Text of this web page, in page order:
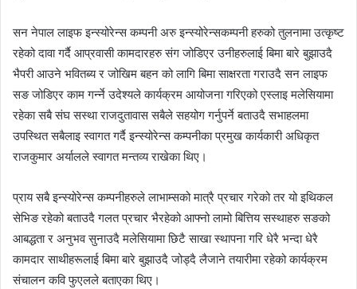
सन नेपाल लाइफ इन्स्योरेन्स कम्पनी अरु इन्स्योरेन्सकम्पनी हरुको तुलनामा उत्कृष्ट
रहेको दावा गर्दै आप्रवासी कामदारहरु संग जोडिएर उनीहरुलाई बिमा बारे बुझाउदै
भैपरी आउने भवितब्य र जोखिम बहन को लागि बिमा साक्षरता गराउदै सन लाइफ
सङ जोडिएर काम गर्न्ने उदेश्यले कार्यक्रम आयोजना गरिएको एस्लाइ मलेसियामा
रहेका सबै संघ सस्था राजदुतावास सबैले सहयोग गर्नुपर्ने बताउदै सभाहलमा
उपस्थित सबैलाइ स्वागत गर्दै इन्स्योरेन्स कम्पनीका प्रमुख कार्यकारी अधिकृत
राजकुमार अर्यालले स्वागत मन्तव्य राखेका थिए।
प्राय सबै इन्स्योरेन्स कम्पनीहरुले लाभाम्सको मात्रै प्रचार गरेको तर यो इथिकल
सेभिङ रहेको बताउदै गलत प्रचार भैरहेको आफ्नो लामो बित्तिय सस्थाहरु सङको
आबद्धता र अनुभव सुनाउदै मलेसियामा छिटै साखा स्थापना गरि धेरै भन्दा धेरै
कामदार साथीहरूलाई बिमा बारे बुझाउदै जोड्दै लैजाने तयारीमा रहेको कार्यक्रम
संचालन कवि फुएलले बताएका थिए।